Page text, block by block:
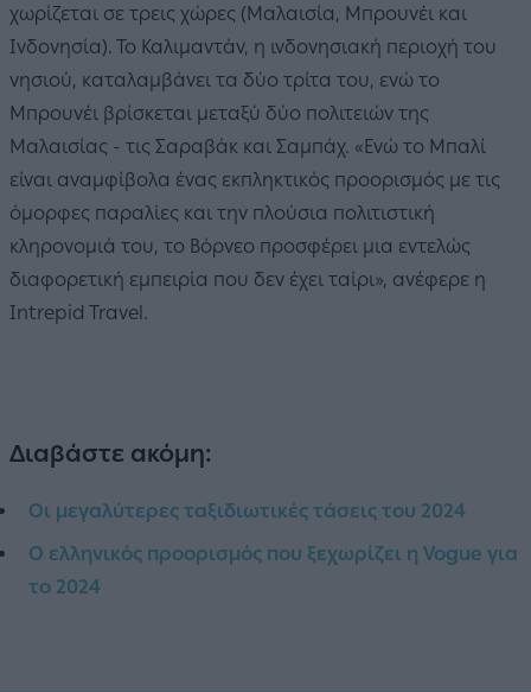
χωρίζεται σε τρεις χώρες (Μαλαισία, Μπρουνέι και
Ινδονησία). Το Καλιμαντάν, η ινδονησιακή περιοχή του
νησιού, καταλαμβάνει τα δύο τρίτα του, ενώ το
Μπρουνέι βρίσκεται μεταξύ δύο πολιτειών της
Μαλαισίας - τις Σαραβάκ και Σαμπάχ. «Ενώ το Μπαλί
είναι αναμφίβολα ένας εκπληκτικός προορισμός με τις
όμορφες παραλίες και την πλούσια πολιτιστική
κληρονομιά του, το Βόρνεο προσφέρει μια εντελώς
διαφορετική εμπειρία που δεν έχει ταίρι», ανέφερε η
Intrepid Travel.
Διαβάστε ακόμη:
Οι μεγαλύτερες ταξιδιωτικές τάσεις του 2024
Ο ελληνικός προορισμός που ξεχωρίζει η Vogue για
το 2024